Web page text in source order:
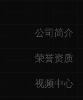
公司简介
荣誉资质
视频中心